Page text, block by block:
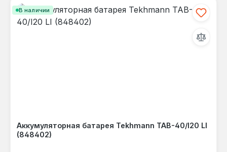
В наличии
Аккумуляторная батарея Tekhmann TAB-40/I20 LI
(848402)